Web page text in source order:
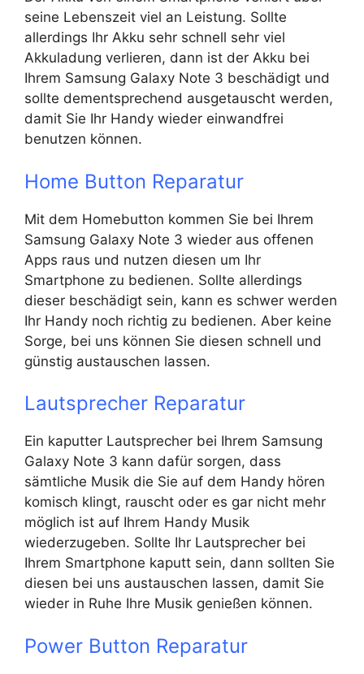
seine Lebenszeit viel an Leistung. Sollte
allerdings Ihr Akku sehr schnell sehr viel
Akkuladung verlieren, dann ist der Akku bei
Ihrem Samsung Galaxy Note 3 beschädigt und
sollte dementsprechend ausgetauscht werden,
damit Sie Ihr Handy wieder einwandfrei
benutzen können.
Home Button Reparatur
Mit dem Homebutton kommen Sie bei Ihrem
Samsung Galaxy Note 3 wieder aus offenen
Apps raus und nutzen diesen um Ihr
Smartphone zu bedienen. Sollte allerdings
dieser beschädigt sein, kann es schwer werden
Ihr Handy noch richtig zu bedienen. Aber keine
Sorge, bei uns können Sie diesen schnell und
günstig austauschen lassen.
Lautsprecher Reparatur
Ein kaputter Lautsprecher bei Ihrem Samsung
Galaxy Note 3 kann dafür sorgen, dass
sämtliche Musik die Sie auf dem Handy hören
komisch klingt, rauscht oder es gar nicht mehr
möglich ist auf Ihrem Handy Musik
wiederzugeben. Sollte Ihr Lautsprecher bei
Ihrem Smartphone kaputt sein, dann sollten Sie
diesen bei uns austauschen lassen, damit Sie
wieder in Ruhe Ihre Musik genießen können.
Power Button Reparatur